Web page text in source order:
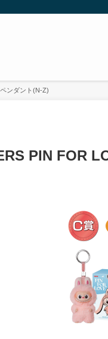
ンダント(N-Z)
PIN FOR